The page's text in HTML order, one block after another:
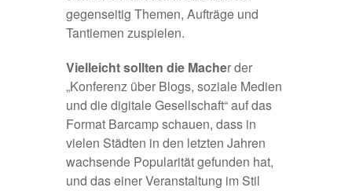
gegenseitig Themen, Aufträge und
Tantiemen zuspielen.
Vielleicht sollten die Macher der
„Konferenz über Blogs, soziale Medien
und die digitale Gesellschaft“ auf das
Format Barcampschauen, dass in
vielen Städten in den letzten Jahren
wachsende Popularität gefunden hat,
und das einer Veranstaltung im Stil